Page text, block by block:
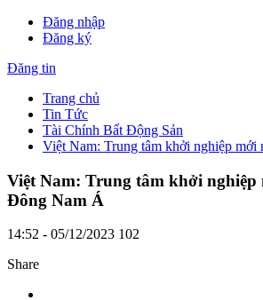
Đăng nhập
Đăng ký
Đăng tin
Trang chủ
Tin Tức
Tài Chính Bất Động Sản
Việt Nam: Trung tâm khởi nghiệp
Việt Nam: Trung tâm khởi nghiệp
Đông Nam Á
14:52 - 05/12/2023 102
Share